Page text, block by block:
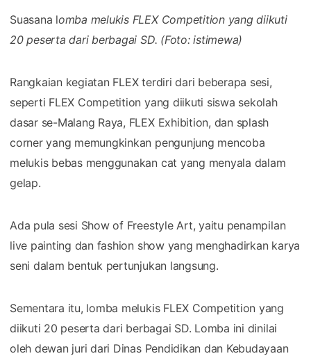
Suasana lomba melukis FLEX Competition yang diikuti
20 peserta dari berbagai SD. (Foto: istimewa)
Rangkaian kegiatan FLEX terdiri dari beberapa sesi,
seperti FLEX Competition yang diikuti siswa sekolah
dasar se-Malang Raya, FLEX Exhibition, dan splash
corner yang memungkinkan pengunjung mencoba
melukis bebas menggunakan cat yang menyala dalam
gelap.
Ada pula sesi Show of Freestyle Art, yaitu penampilan
live painting dan fashion show yang menghadirkan karya
seni dalam bentuk pertunjukan langsung.
Sementara itu, lomba melukis FLEX Competition yang
diikuti 20 peserta dari berbagai SD. Lomba ini dinilai
oleh dewan juri dari Dinas Pendidikan dan Kebudayaan